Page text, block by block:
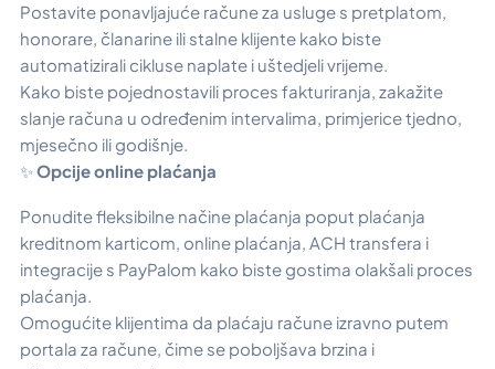
Postavite ponavljajuće račune za usluge s pretplatom,
honorare, članarine ili stalne klijente kako biste
automatizirali cikluse naplate i uštedjeli vrijeme.
Kako biste pojednostavili proces fakturiranja, zakažite
slanje računa u određenim intervalima, primjerice tjedno,
mjesečno ili godišnje.
✨Opcije online plaćanja
Ponudite fleksibilne načine plaćanja poput plaćanja
kreditnom karticom, online plaćanja, ACH transfera i
integracije s PayPalom kako biste gostima olakšali proces
plaćanja.
Omogućite klijentima da plaćaju račune izravno putem
portala za račune, čime se poboljšava brzina i